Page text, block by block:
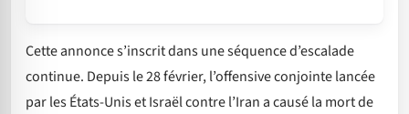
Cette annonce s’inscrit dans une séquence d’escalade
continue. Depuis le 28 février, l’offensive conjointe lancée
par les États-Unis et Israël contre l’Iran a causé la mort de